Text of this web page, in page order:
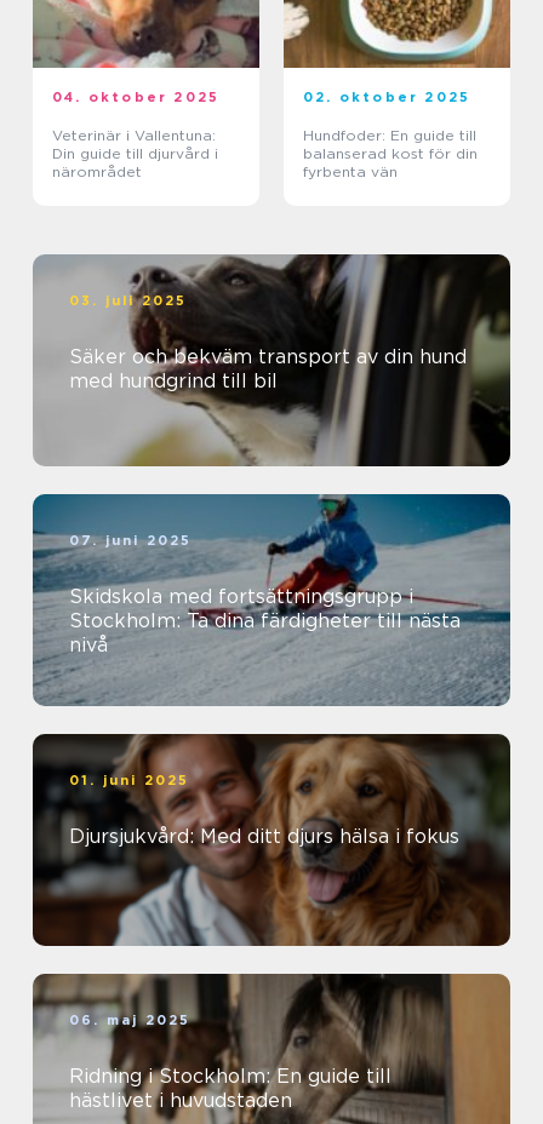
04. oktober 2025
Veterinär i Vallentuna:
Din guide till djurvård i
närområdet
02. oktober 2025
Hundfoder: En guide till
balanserad kost för din
fyrbenta vän
03. juli 2025
Säker och bekväm transport av din hund
med hundgrind till bil
07. juni 2025
Skidskola med fortsättningsgrupp i
Stockholm: Ta dina färdigheter till nästa
nivå
01. juni 2025
Djursjukvård: Med ditt djurs hälsa i fokus
06. maj 2025
Ridning i Stockholm: En guide till
hästlivet i huvudstaden